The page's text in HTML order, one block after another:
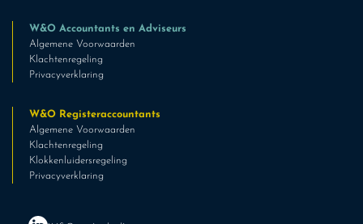
W&O Accountants en Adviseurs
Algemene Voorwaarden
Klachtenregeling
Privacyverklaring
W&O Registeraccountants
Algemene Voorwaarden
Klachtenregeling
Klokkenluidersregeling
Privacyverklaring